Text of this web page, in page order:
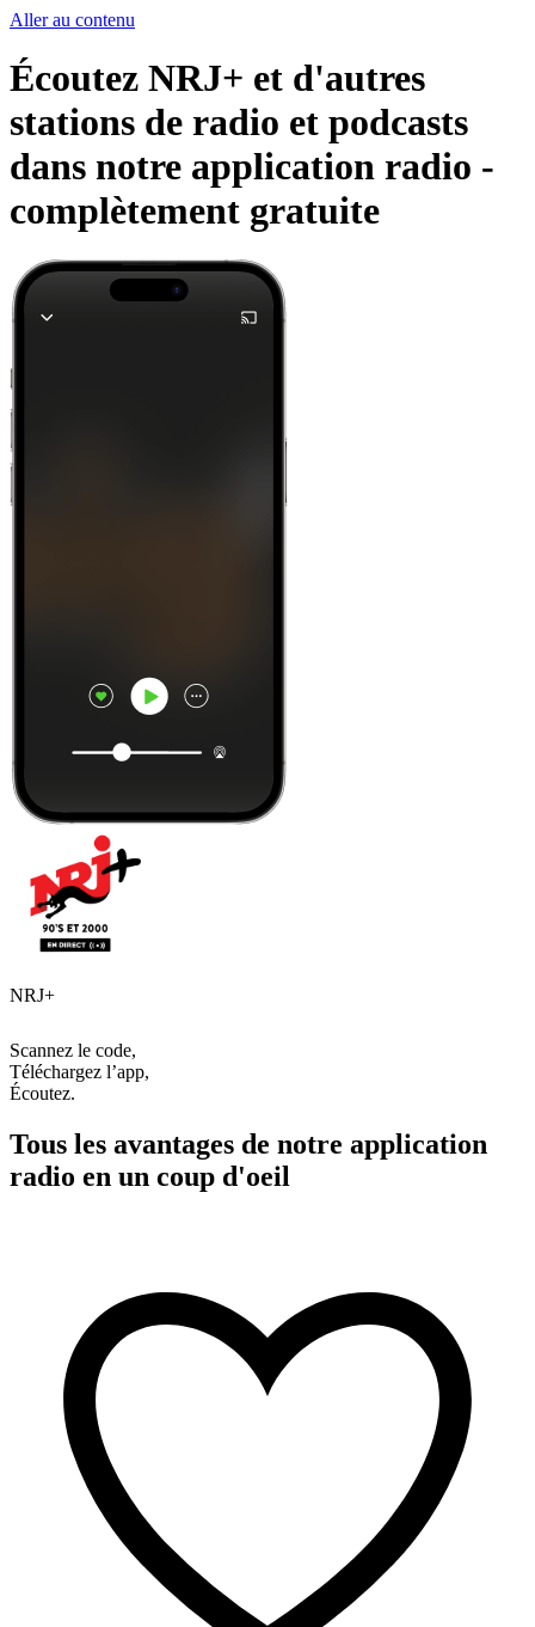
Aller au contenu
Écoutez NRJ+ et d'autres
stations de radio et podcasts
dans notre application radio -
complètement gratuite
NRJ+
Scannez le code,
Téléchargez l’app,
Écoutez.
Tous les avantages de notre application
radio en un coup d'oeil